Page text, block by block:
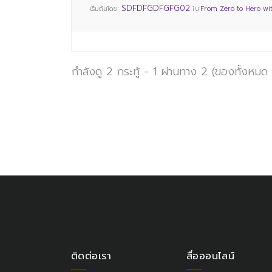
เริ่มต้นโดย: SDFDFGDFGFG02 ใน:From Zero to Hero
กำลังดู 2 กระทู้ - 1 ผ่านทาง 2 (ของทั้งหมด
ติดต่อเรา สื่อออนไลน์